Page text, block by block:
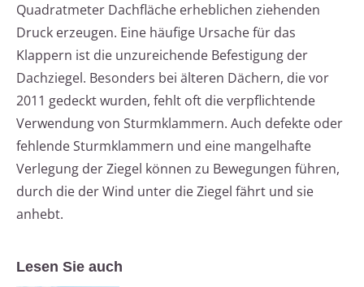
Quadratmeter Dachfläche erheblichen ziehenden
Druck erzeugen. Eine häufige Ursache für das
Klappern ist die unzureichende Befestigung der
Dachziegel. Besonders bei älteren Dächern, die vor
2011 gedeckt wurden, fehlt oft die verpflichtende
Verwendung von Sturmklammern. Auch defekte oder
fehlende Sturmklammern und eine mangelhafte
Verlegung der Ziegel können zu Bewegungen führen,
durch die der Wind unter die Ziegel fährt und sie
anhebt.
Lesen Sie auch